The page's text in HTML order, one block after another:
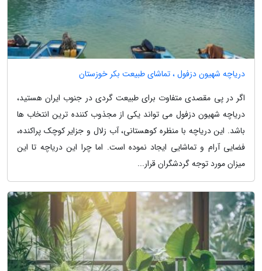
دریاچه شهیون دزفول ، تماشای طبیعت بکر خوزستان
اگر در پی مقصدی متفاوت برای طبیعت گردی در جنوب ایران هستید،
دریاچه شهیون دزفول می تواند یکی از مجذوب کننده ترین انتخاب ها
باشد. این دریاچه با منظره کوهستانی، آب زلال و جزایر کوچک پراکنده،
فضایی آرام و تماشایی ایجاد نموده است. اما چرا این دریاچه تا این
میزان مورد توجه گردشگران قرار...